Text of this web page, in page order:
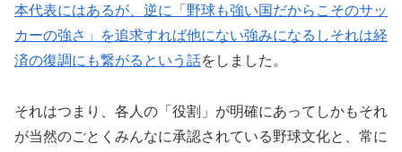
本代表にはあるが、逆に「野球も強い国だからこそのサッ
カーの強さ」を追求すれば他にない強みになるしそれは経
済の復調にも繋がるという話をしました。
それはつまり、各人の「役割」が明確にあってしかもそれ
が当然のごとくみんなに承認されている野球文化と、常に